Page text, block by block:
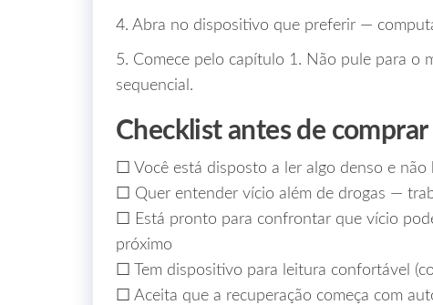
4. Abra no dispositivo que preferir —
5. Comece pelo capítulo 1. Não pule para o
sequencial.
Checklist antes de comprar
☐ Você está disposto a ler algo denso e não
☐ Quer entender vício além de drogas —
☐ Está pronto para confrontar que vício
próximo
☐ Tem dispositivo para leitura confortável
☐ Aceita que a recuperação começa com